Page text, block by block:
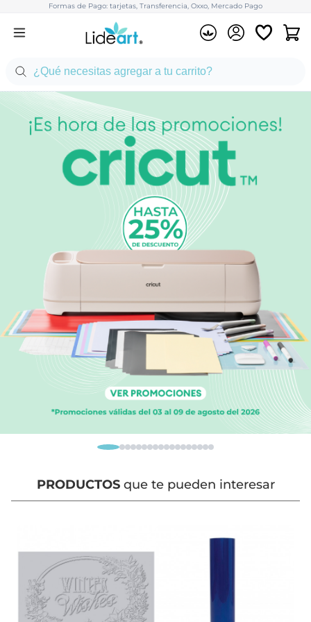
Formas de Pago: tarjetas, Transferencia, Oxxo, Mercado Pago
PRODUCTOSque te pueden interesar